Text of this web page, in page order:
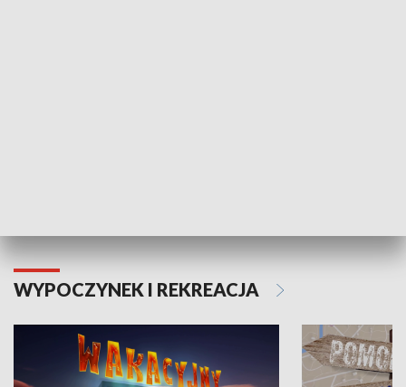
WYPOCZYNEK I REKREACJA